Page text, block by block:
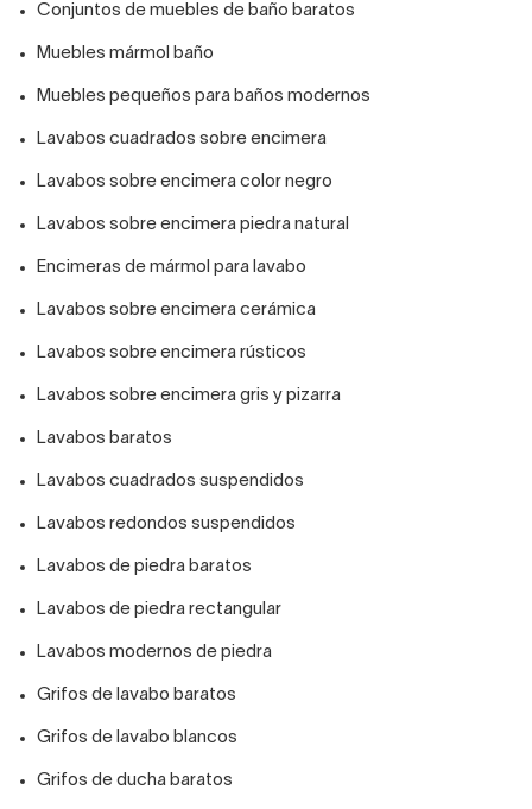
Conjuntos de muebles de baño baratos
Muebles mármol baño
Muebles pequeños para baños modernos
Lavabos cuadrados sobre encimera
Lavabos sobre encimera color negro
Lavabos sobre encimera piedra natural
Encimeras de mármol para lavabo
Lavabos sobre encimera cerámica
Lavabos sobre encimera rústicos
Lavabos sobre encimera gris y pizarra
Lavabos baratos
Lavabos cuadrados suspendidos
Lavabos redondos suspendidos
Lavabos de piedra baratos
Lavabos de piedra rectangular
Lavabos modernos de piedra
Grifos de lavabo baratos
Grifos de lavabo blancos
Grifos de ducha baratos